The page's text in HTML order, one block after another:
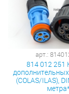
арт.:
814 012 251
(COLAS/ILAS),